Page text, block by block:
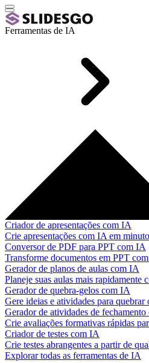
Ferramentas de IA
Criador de apresentações com IA
Crie apresentações com IA em
Conversor de PDF para PPT com IA
Transforme documentos em PPT
Gerador de planos de aulas com IA
Planeje suas aulas mais rapidamente
Gerador de quebra-gelos com IA
Gere ideias e atividades para quebrar
Gerador de atividades de
Crie avaliações formativas rápidas
Criador de testes com IA
Crie testes abrangentes a partir de
Explorar todas as ferramentas de IA